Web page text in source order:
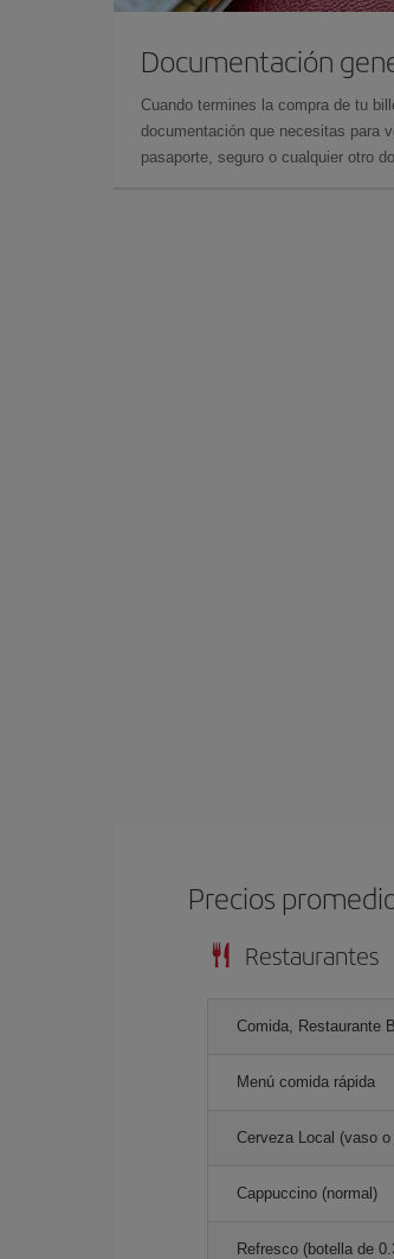
Documentación
Cuando termines la compra de tu
documentación que necesitas para
pasaporte, seguro o cualquier otro
Precios
Restaurantes
Comida, Restaurante
Menú comida rápida
Cerveza Local (vaso
Cappuccino (normal)
Refresco (botella de